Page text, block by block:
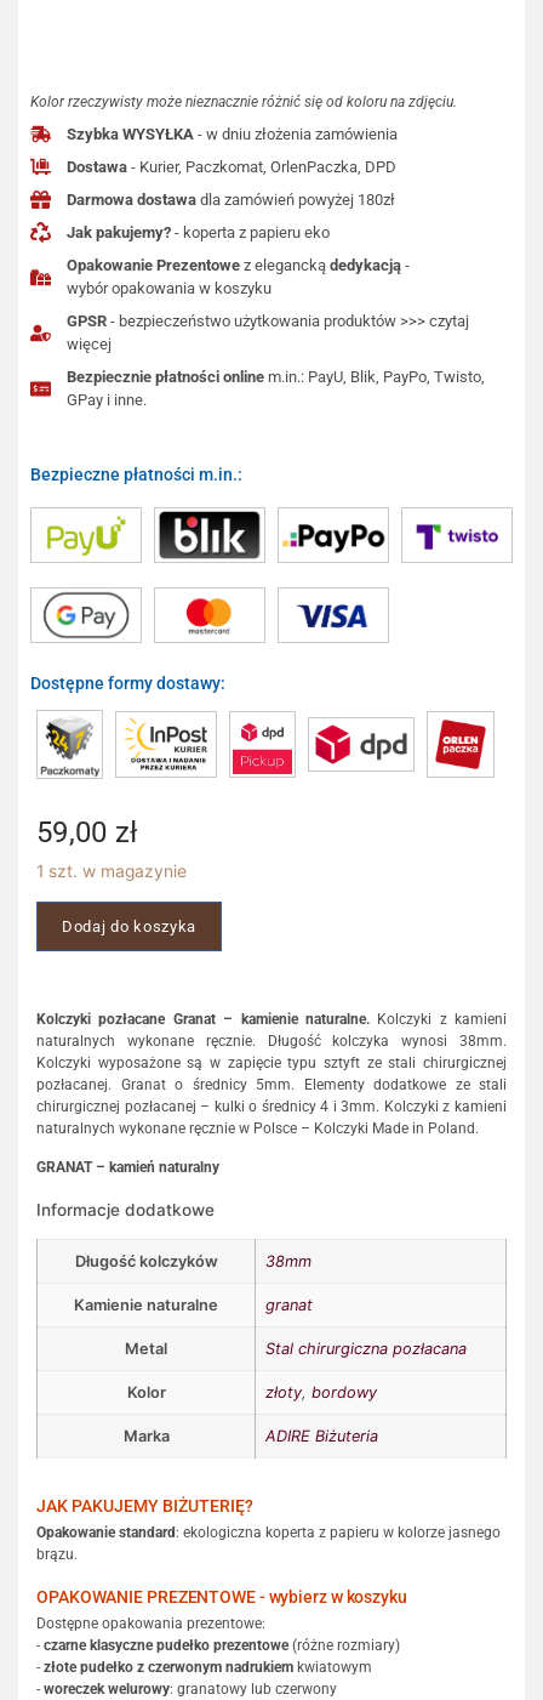
Kolor rzeczywisty może nieznacznie różnić się od koloru na zdjęciu.
Szybka WYSYŁKA - w dniu złożenia zamówienia
Dostawa - Kurier, Paczkomat, OrlenPaczka, DPD
Darmowa dostawa dla zamówień powyżej 180zł
Jak pakujemy? - koperta z papieru eko
Opakowanie Prezentowe z eleganckądedykacją -
wybór opakowania w koszyku
GPSR - bezpieczeństwo użytkowania produktów >>> czytaj
więcej
Bezpiecznie płatności online m.in.: PayU, Blik, PayPo, Twisto,
GPay i inne.
Bezpieczne płatności m.in.:
Dostępne formy dostawy:
59,00 zł
1 szt. w magazynie
Dodaj do koszyka
Kolczyki pozłacane Granat – kamienie naturalne.Kolczyki z kamieni
naturalnych wykonane ręcznie. Długość kolczyka wynosi 38mm.
Kolczyki wyposażone są w zapięcie typu sztyft ze stali chirurgicznej
pozłacanej. Granat o średnicy 5mm. Elementy dodatkowe ze stali
chirurgicznej pozłacanej – kulki o średnicy 4 i 3mm. Kolczyki z kamieni
naturalnych wykonane ręcznie w Polsce – Kolczyki Made in Poland.
GRANAT – kamień naturalny
Informacje dodatkowe
Długość kolczyków 38mm
Kamienie naturalne granat
Metal Stal chirurgiczna pozłacana
Kolor złoty, bordowy
Marka ADIRE Biżuteria
JAK PAKUJEMY BIŻUTERIĘ?
Opakowanie standard: ekologiczna koperta z papieru w kolorze jasnego
brązu.
OPAKOWANIE PREZENTOWE - wybierz w koszyku
Dostępne opakowania prezentowe:
- czarne klasyczne pudełko prezentowe(różne rozmiary)
- złote pudełko z czerwonym nadrukiem kwiatowym
- woreczek welurowy: granatowy lub czerwony